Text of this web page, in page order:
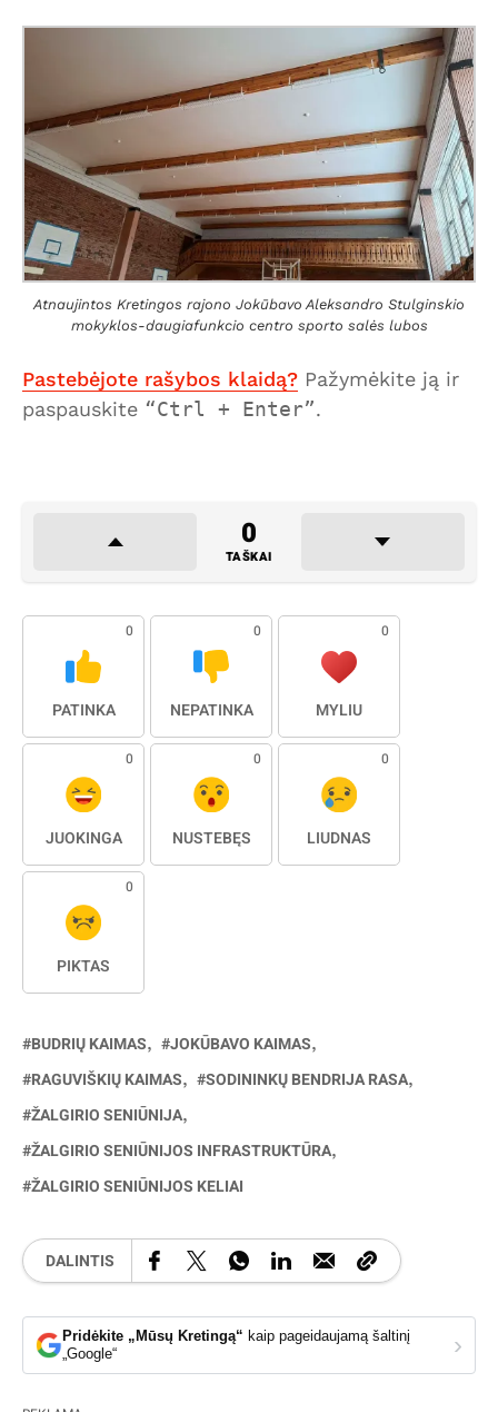
Atnaujintos Kretingos rajono Jokūbavo Aleksandro Stulginskio
mokyklos-daugiafunkcio centro sporto salės lubos
Pastebėjote rašybos klaidą? Pažymėkite ją ir
paspauskite
Ctrl + Enter .
0
TAŠKAI
0
PATINKA
0
NEPATINKA
0
MYLIU
0
JUOKINGA
0
NUSTEBĘS
0
LIŪDNAS
0
PIKTAS
BUDRIŲ KAIMAS
JOKŪBAVO KAIMAS
RAGUVIŠKIŲ KAIMAS
SODININKŲ BENDRIJA RASA
ŽALGIRIO SENIŪNIJA
ŽALGIRIO SENIŪNIJOS INFRASTRUKTŪRA
ŽALGIRIO SENIŪNIJOS KELIAI
DALINTIS
Pridėkite „Mūsų Kretingą“ kaip pageidaujamą šaltinį
„Google“
›